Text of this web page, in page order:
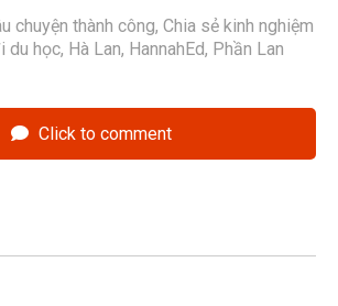
chuyện thành công, Chia sẻ kinh nghiệm
du học, Hà Lan, HannahEd, Phần Lan
Click to comment